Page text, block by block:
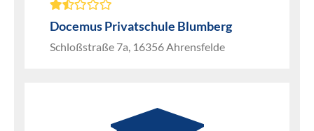
Docemus Privatschule Blumberg
Schloßstraße 7a, 16356 Ahrensfelde